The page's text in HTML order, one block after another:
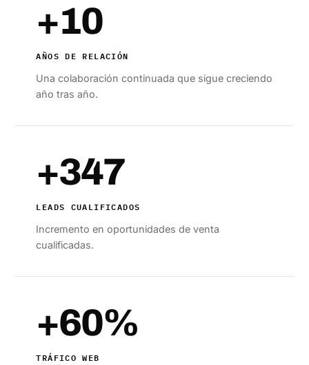
+10
AÑOS DE RELACIÓN
Una colaboración continuada que sigue creciendo
año tras año.
+347
LEADS CUALIFICADOS
Incremento en oportunidades de venta
cualificadas.
+60%
TRÁFICO WEB